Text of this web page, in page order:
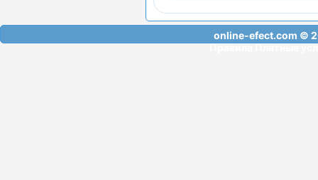
online-efect.com ©
ПравилаПлатные